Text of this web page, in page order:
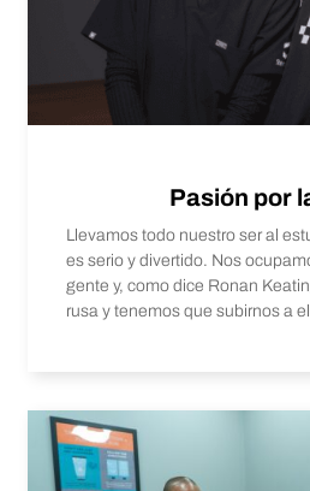
Pasión por
Llevamos todo nuestro ser al
es serio y divertido. Nos
gente y, como dice Ronan
rusa y tenemos que subirnos a